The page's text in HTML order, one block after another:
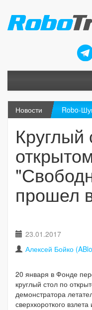
Новости Robo-
Круглый
прошел
23.01.2017
Алексей Бойко
20 января в Фонде
круглый стол по
демонстратора
сверхкороткого